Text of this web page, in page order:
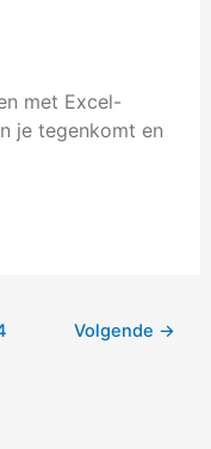
met Excel-
je tegenkomt en
Volgende →